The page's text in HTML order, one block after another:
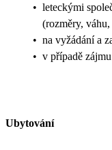
• leteckými
(rozměry,
• na vyžádání a
• v případě
Ubytování